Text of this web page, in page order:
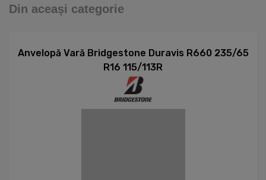
Din aceași categorie
Anvelopă Vară Bridgestone Duravis R660 235/65
R16 115/113R